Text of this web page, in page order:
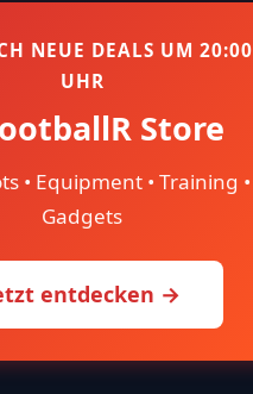
NEUE DEALS UM 20:00
UHR
Store
• Equipment • Training •
Gadgets
entdecken →